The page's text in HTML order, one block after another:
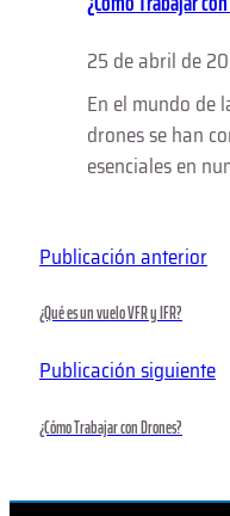
25 de abril de
En el mundo de
drones se han
esenciales en
Publicación anterior
¿Qué es un vuelo VFR y IFR?
Publicación siguiente
¿Cómo Trabajar con Drones?